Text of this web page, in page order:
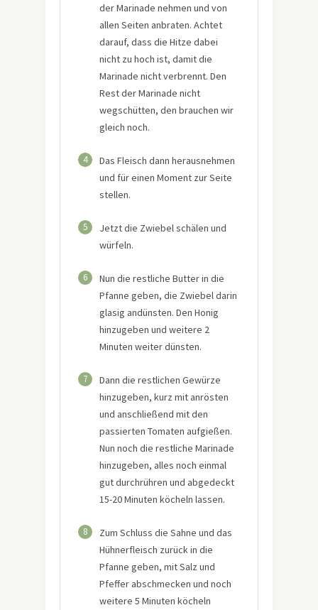
der Marinade nehmen und von
allen Seiten anbraten. Achtet
darauf, dass die Hitze dabei
nicht zu hoch ist, damit die
Marinade nicht verbrennt. Den
Rest der Marinade nicht
wegschütten, den brauchen wir
gleich noch.
4
Das Fleisch dann herausnehmen
und für einen Moment zur Seite
stellen.
5
Jetzt die Zwiebel schälen und
würfeln.
6
Nun die restliche Butter in die
Pfanne geben, die Zwiebel darin
glasig andünsten. Den Honig
hinzugeben und weitere 2
Minuten weiter dünsten.
7
Dann die restlichen Gewürze
hinzugeben, kurz mit anrösten
und anschließend mit den
passierten Tomaten aufgießen.
Nun noch die restliche Marinade
hinzugeben, alles noch einmal
gut durchrühren und abgedeckt
15-20 Minuten köcheln lassen.
8
Zum Schluss die Sahne und das
Hühnerfleisch zurück in die
Pfanne geben, mit Salz und
Pfeffer abschmecken und noch
weitere 5 Minuten köcheln